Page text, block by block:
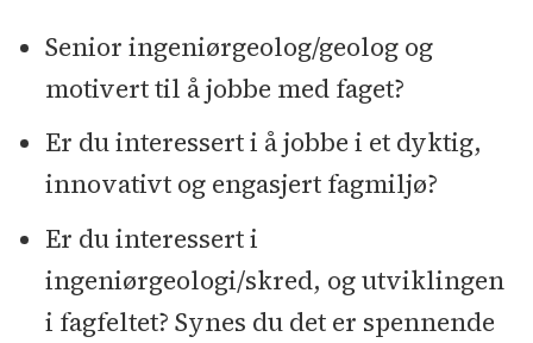
Senior ingeniørgeolog/geolog og
motivert til å jobbe med faget?
Er du interessert i å jobbe i et dyktig,
innovativt og engasjert fagmiljø?
Er du interessert i
ingeniørgeologi/skred, og utviklingen
i fagfeltet? Synes du det er spennende